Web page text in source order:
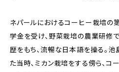
ネパールにおけるコーヒー栽培の
学金を受け、野菜栽培の農業研修
歴をもち、流暢な日本語を操る。
た当時、ミカン栽培をする傍ら、